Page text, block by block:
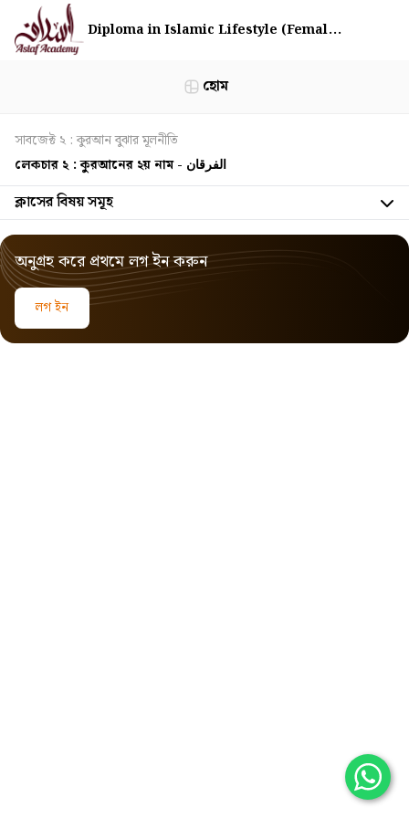
Diploma in Islamic Lifestyle (Femal...
হোম
সাবজেক্ট ২ : কুরআন বুঝার মূলনীতি
লেকচার ২ : কুরআনের ২য় নাম - الفرقان
ক্লাসের বিষয় সমূহ
অনুগ্রহ করে প্রথমে লগ ইন করুন
লগ ইন